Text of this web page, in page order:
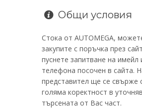
Общи условия
Стока от AUTOMEGA,
закупите с поръчка през
пуснете запитване на имейл
телефона посочен в сайта.
представител ще се свърже
голяма коректност в
търсената от Вас част.